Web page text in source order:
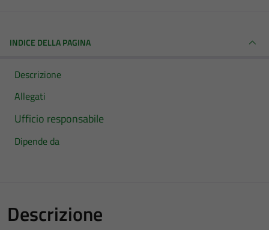
INDICE DELLA PAGINA
Descrizione
Allegati
Ufficio responsabile
Dipende da
Descrizione